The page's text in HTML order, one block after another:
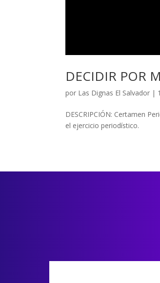
DECIDIR POR
por Las Dignas El Salvador |
DESCRIPCIÓN: Certamen
el ejercicio periodístico.